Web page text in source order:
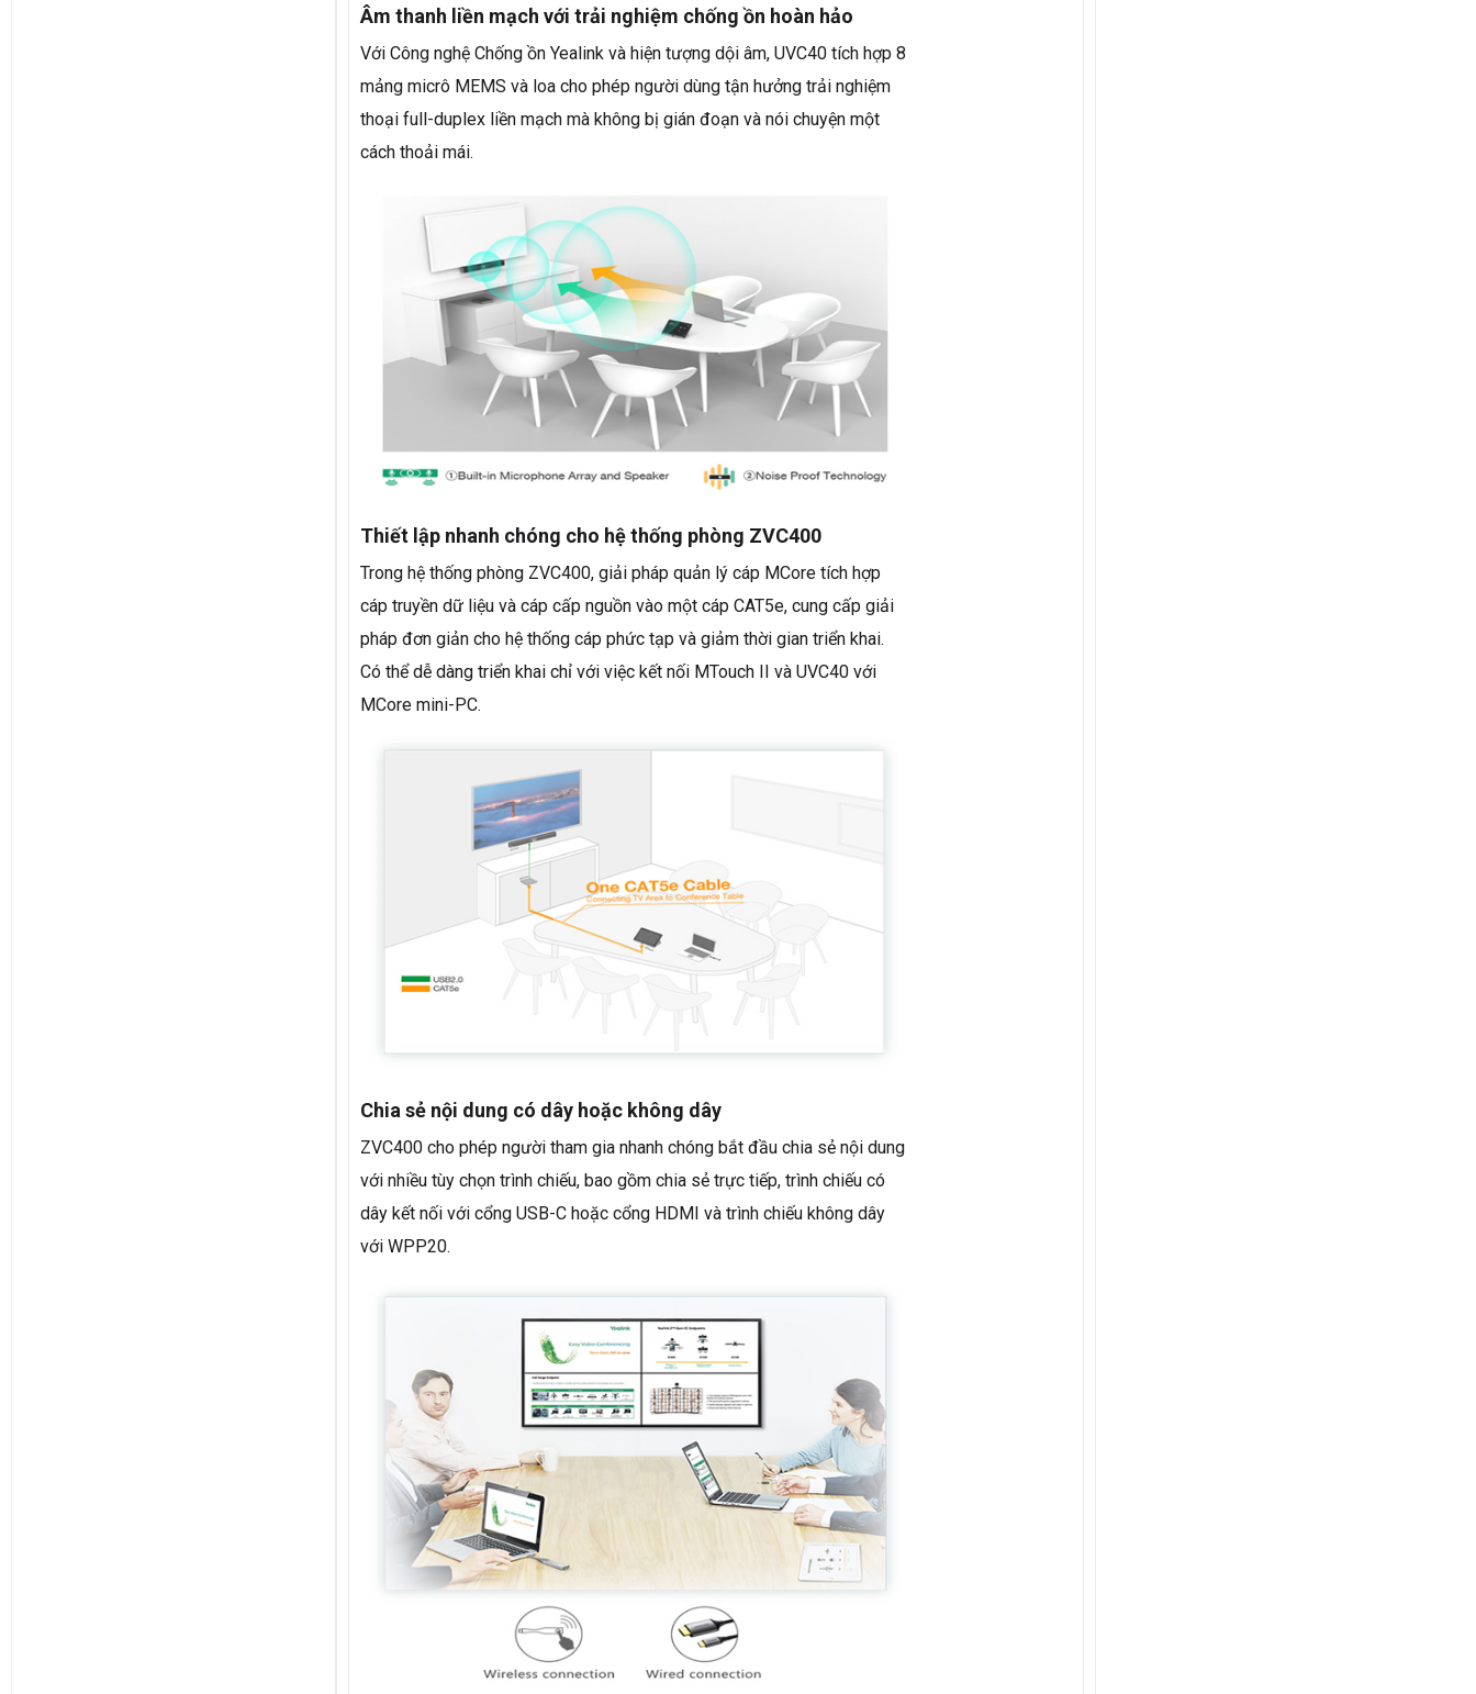
Âm thanh liền mạch với trải nghiệm chống ồn hoàn hảo
Với Công nghệ Chống ồn Yealink và hiện tượng dội âm, UVC40 tích hợp 8
mảng micrô MEMS và loa cho phép người dùng tận hưởng trải nghiệm
thoại full-duplex liền mạch mà không bị gián đoạn và nói chuyện một
cách thoải mái.
Thiết lập nhanh chóng cho hệ thống phòng ZVC400
Trong hệ thống phòng ZVC400, giải pháp quản lý cáp MCore tích hợp
cáp truyền dữ liệu và cáp cấp nguồn vào một cáp CAT5e, cung cấp giải
pháp đơn giản cho hệ thống cáp phức tạp và giảm thời gian triển khai.
Có thể dễ dàng triển khai chỉ với việc kết nối MTouch II và UVC40 với
MCore mini-PC.
Chia sẻ nội dung có dây hoặc không dây
ZVC400 cho phép người tham gia nhanh chóng bắt đầu chia sẻ nội dung
với nhiều tùy chọn trình chiếu, bao gồm chia sẻ trực tiếp, trình chiếu có
dây kết nối với cổng USB-C hoặc cổng HDMI và trình chiếu không dây
với WPP20.